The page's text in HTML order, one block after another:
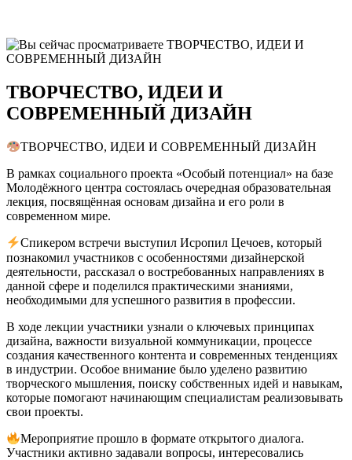
ТВОРЧЕСТВО, ИДЕИ И
СОВРЕМЕННЫЙ ДИЗАЙН
ТВОРЧЕСТВО, ИДЕИ И СОВРЕМЕННЫЙ ДИЗАЙН
В рамках социального проекта «Особый потенциал» на базе
Молодёжного центра состоялась очередная образовательная
лекция, посвящённая основам дизайна и его роли в
современном мире.
Спикером встречи выступил Исропил Цечоев, который
познакомил участников с особенностями дизайнерской
деятельности, рассказал о востребованных направлениях в
данной сфере и поделился практическими знаниями,
необходимыми для успешного развития в профессии.
В ходе лекции участники узнали о ключевых принципах
дизайна, важности визуальной коммуникации, процессе
создания качественного контента и современных тенденциях
в индустрии. Особое внимание было уделено развитию
творческого мышления, поиску собственных идей и навыкам,
которые помогают начинающим специалистам реализовывать
свои проекты.
Мероприятие прошло в формате открытого диалога.
Участники активно задавали вопросы, интересовались